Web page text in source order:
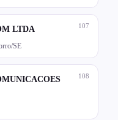
107
LTDA
SE
108